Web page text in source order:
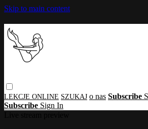
Skip to main content
o nas Subscribe
Subscribe Sign In